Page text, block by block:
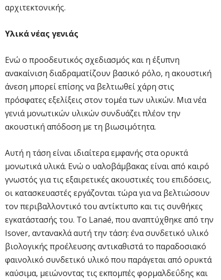
αρχιτεκτονικής.
Υλικά νέας γενιάς
Ενώ ο προοδευτικός σχεδιασμός και η έξυπνη
ανακαίνιση διαδραματίζουν βασικό ρόλο, η ακουστική
άνεση μπορεί επίσης να βελτιωθεί χάρη στις
πρόσφατες εξελίξεις στον τομέα των υλικών. Μια νέα
γενιά μονωτικών υλικών συνδυάζει πλέον την
ακουστική απόδοση με τη βιωσιμότητα.
Αυτή η τάση είναι ιδιαίτερα εμφανής στα ορυκτά
μονωτικά υλικά. Ενώ ο υαλοβάμβακας είναι από καιρό
γνωστός για τις εξαιρετικές ακουστικές του επιδόσεις,
οι κατασκευαστές εργάζονται τώρα για να βελτιώσουν
τον περιβαλλοντικό του αντίκτυπο και τις συνθήκες
εγκατάστασής του. Το Lanaé, που αναπτύχθηκε από την
Isover, αντανακλά αυτή την τάση: ένα συνδετικό υλικό
βιολογικής προέλευσης αντικαθιστά το παραδοσιακό
φαινολικό συνδετικό υλικό που παράγεται από ορυκτά
καύσιμα, μειώνοντας τις εκπομπές φορμαλδεΰδης και